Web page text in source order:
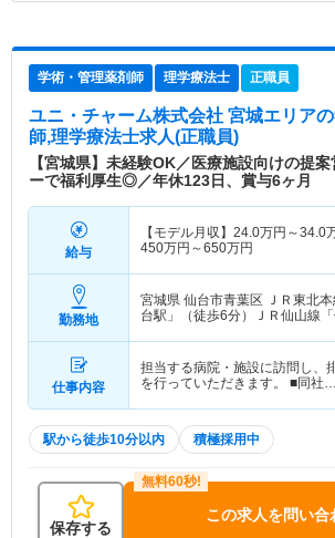
学術・管理薬剤師 理学療法士 正職員
ユニ・チャーム株式会社 宮城エリア
師,理学療法士求人(正職員)
【宮城県】未経験OK／医療施設向けの提
ーで福利厚生◎／年休123日、賞与6ヶ月
給与
【モデル月収】 24.0万円～34.0
450万円～650万円
勤務地
宮城県 仙台市青葉区
ＪＲ東北
台駅」（徒歩6分）ＪＲ仙山線
仕事内容
担当する病院・施設に訪問し、
を行っていただきます。 ■同社…
駅から徒歩10分以内 積極採用中
保存する
この求人を問い合